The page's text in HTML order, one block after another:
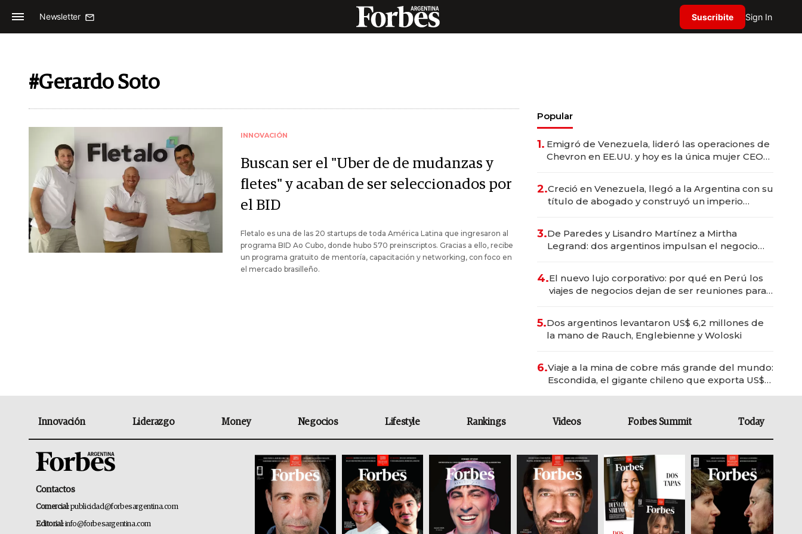
Newsletter Suscribite Sign In
#Gerardo Soto
INNOVACIÓN
Buscan ser el "Uber de de mudanzas y
fletes" y acaban de ser seleccionados por
el BID
Fletalo es una de las 20 startups de toda América Latina que ingresaron al
programa BID Ao Cubo, donde hubo 570 preinscriptos. Gracias a ello, recibe
un programa gratuito de mentoría, capacitación y networking, con foco en
el mercado brasilleño.
Popular
1. Emigró de Venezuela, lideró las operaciones de
Chevron en EE.UU. y hoy es la única mujer CEO
2.Creció en Venezuela, llegó a la Argentina con su
título de abogado y construyó un imperio
3.De Paredes y Lisandro Martínez a Mirtha
Legrand: dos argentinos impulsan el negocio
4.El nuevo lujo corporativo: por qué en Perú los
viajes de negocios dejan de ser reuniones para
5.Dos argentinos levantaron US$ 6,2 millones de
la mano de Rauch, Englebienne y Woloski
6.Viaje a la mina de cobre más grande del mundo:
Escondida, el gigante chileno que exporta US$
Innovación Liderazgo Money Negocios Lifestyle Rankings Videos Forbes Summit Today
Contactos
Comercial:publicidad@forbesargentina.com
Editorial:info@forbesargentina.com